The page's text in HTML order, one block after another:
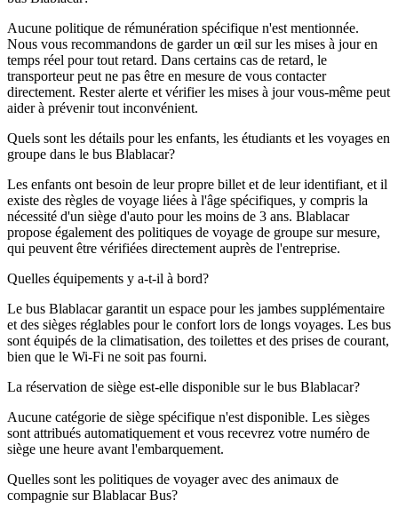
Aucune politique de rémunération spécifique n'est mentionnée.
Nous vous recommandons de garder un œil sur les mises à jour en
temps réel pour tout retard. Dans certains cas de retard, le
transporteur peut ne pas être en mesure de vous contacter
directement. Rester alerte et vérifier les mises à jour vous-même peut
aider à prévenir tout inconvénient.
Quels sont les détails pour les enfants, les étudiants et les voyages en
groupe dans le bus Blablacar?
Les enfants ont besoin de leur propre billet et de leur identifiant, et il
existe des règles de voyage liées à l'âge spécifiques, y compris la
nécessité d'un siège d'auto pour les moins de 3 ans. Blablacar
propose également des politiques de voyage de groupe sur mesure,
qui peuvent être vérifiées directement auprès de l'entreprise.
Quelles équipements y a-t-il à bord?
Le bus Blablacar garantit un espace pour les jambes supplémentaire
et des sièges réglables pour le confort lors de longs voyages. Les bus
sont équipés de la climatisation, des toilettes et des prises de courant,
bien que le Wi-Fi ne soit pas fourni.
La réservation de siège est-elle disponible sur le bus Blablacar?
Aucune catégorie de siège spécifique n'est disponible. Les sièges
sont attribués automatiquement et vous recevrez votre numéro de
siège une heure avant l'embarquement.
Quelles sont les politiques de voyager avec des animaux de
compagnie sur Blablacar Bus?